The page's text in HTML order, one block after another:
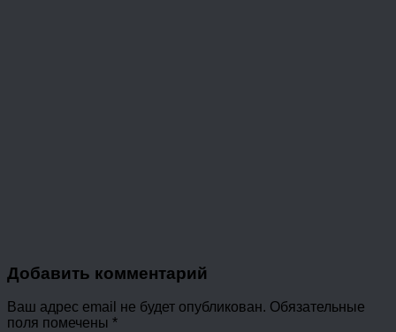
Добавить комментарий
Ваш адрес email не будет опубликован. Обязательные
поля помечены *